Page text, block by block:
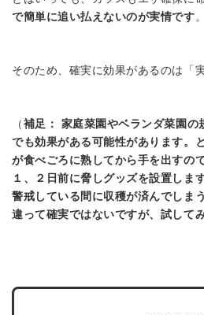
で簡単に追い払えないのが実情です。
そのため、確実に効果があるのは「
（補足： 家庭菜園やベランダ菜園の
でも効果がある可能性があります。
が食べごろに熟してから手を出すの
１、２日前に脅しグッズを設置しま
警戒している間に収穫が済んでしま
違って確実ではないですが、試して